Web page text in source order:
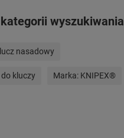
wyszukiwania
nasadowy
kluczy Marka: KNIPEX®